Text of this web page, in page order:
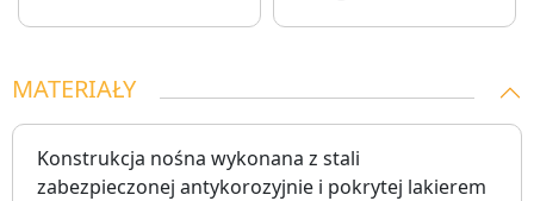
MATERIAŁY
Konstrukcja nośna wykonana z stali
zabezpieczonej antykorozyjnie i pokrytej lakierem